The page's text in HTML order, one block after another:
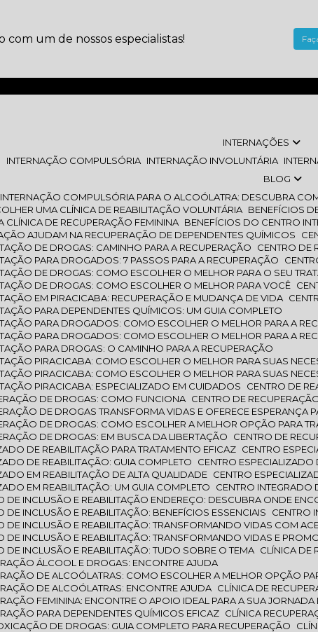
um de nossos especialistas!
INTERNAÇÕES
INTERNAÇÃO COMPULSÓRIA
INTERNAÇÃO INVOLUNTÁRIA
BLOG
INTERNAÇÃO COMPULSÓRIA PARA O ALCOÓLATRA: DESCUBRA
UMA CLÍNICA DE REABILITAÇÃO VOLUNTÁRIA
BENEFÍCIOS
CLÍNICA DE RECUPERAÇÃO FEMININA
BENEFÍCIOS DO CENTRO
AJUDAM NA RECUPERAÇÃO DE DEPENDENTES QUÍMICOS
DE DROGAS: CAMINHO PARA A RECUPERAÇÃO
CENTRO
PARA DROGADOS: 7 PASSOS PARA A RECUPERAÇÃO
DE DROGAS: COMO ESCOLHER O MELHOR PARA O SEU
DE DROGAS: COMO ESCOLHER O MELHOR PARA VOCÊ
EM PIRACICABA: RECUPERAÇÃO E MUDANÇA DE VIDA
PARA DEPENDENTES QUÍMICOS: UM GUIA COMPLETO
PARA DROGADOS: COMO ESCOLHER O MELHOR PARA A
PARA DROGADOS: COMO ESCOLHER O MELHOR PARA A
PARA DROGAS: O CAMINHO PARA A RECUPERAÇÃO
PIRACICABA: COMO ESCOLHER O MELHOR PARA SUAS
PIRACICABA: COMO ESCOLHER O MELHOR PARA SUAS
PIRACICABA: ESPECIALIZADO EM CUIDADOS
CENTRO DE
DE DROGAS: COMO FUNCIONA
CENTRO DE
DE DROGAS TRANSFORMA VIDAS E OFERECE ESPERANÇA
DE DROGAS: COMO ESCOLHER A MELHOR OPÇÃO PARA
DE DROGAS: EM BUSCA DA LIBERTAÇÃO
CENTRO DE
DE REABILITAÇÃO PARA TRATAMENTO EFICAZ
CENTRO
DE REABILITAÇÃO: GUIA COMPLETO
CENTRO
EM REABILITAÇÃO DE ALTA QUALIDADE
CENTRO
EM REABILITAÇÃO: UM GUIA COMPLETO
CENTRO
DE INCLUSÃO E REABILITAÇÃO ENDEREÇO: DESCUBRA ONDE
DE INCLUSÃO E REABILITAÇÃO: BENEFÍCIOS ESSENCIAIS
DE INCLUSÃO E REABILITAÇÃO: TRANSFORMANDO VIDAS COM
DE INCLUSÃO E REABILITAÇÃO: TRANSFORMANDO VIDAS E
DE INCLUSÃO E REABILITAÇÃO: TUDO SOBRE O TEMA
CLÍNICA
ÁLCOOL E DROGAS: ENCONTRE AJUDA
DE ALCOÓLATRAS: COMO ESCOLHER A MELHOR OPÇÃO
DE ALCOÓLATRAS: ENCONTRE AJUDA
CLÍNICA DE
FEMININA: ENCONTRE O APOIO IDEAL PARA A SUA
PARA DEPENDENTES QUÍMICOS EFICAZ
CLÍNICA
DE DROGAS: GUIA COMPLETO PARA RECUPERAÇÃO